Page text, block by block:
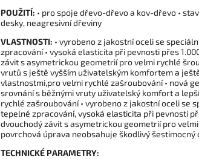
POUŽITÍ: • pro spoje dřevo-dřevo a kov-dřevo •
desky, neagresivní dřeviny
VLASTNOSTI: • vyrobeno z jakostní oceli se
zpracování • vysoká elasticita při pevnosti přes
závit s asymetrickou geometrií pro velmi rychlé
vrutů s ještě vyšším uživatelským komfortem a
vlastnostmi,pro velmi rychlé zašroubování • nová
srovnání s běžnými vruty uživatelský komfort a
rychlé zašroubování • vyrobeno z jakostní oceli se
tepelné zpracování, vysoká elasticita při pevnosti
dvouchodý závit s asymetrickou geometrií pro
povrchová úprava neobsahuje škodlivý šestimocný
TECHNICKÉ PARAMETRY: